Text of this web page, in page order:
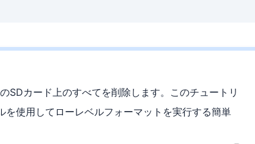
SDカード上のすべてを削除します。このチュートリ
使用してローレベルフォーマットを実行する簡単